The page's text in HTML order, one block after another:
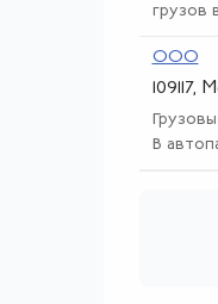
грузов
ООО
В